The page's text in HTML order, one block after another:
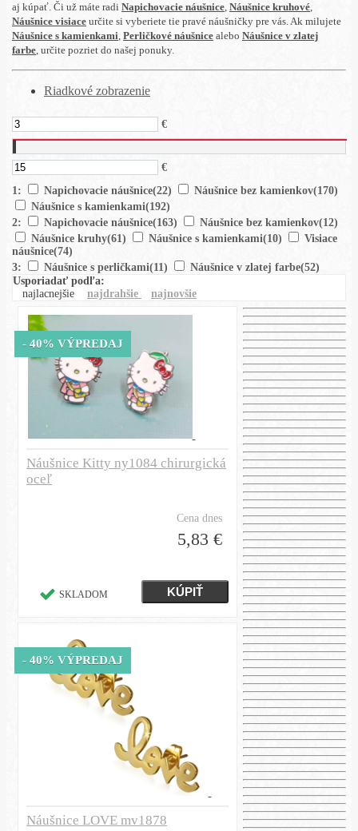
aj kúpať. Či už máte radi Napichovacie náušnice, Náušnice kruhové,
Náušnice visiace určite si vyberiete tie pravé náušničky pre vás. Ak milujete
Náušnice s kamienkami, Perličkové náušnice alebo Náušnice v zlatej
farbe, určite pozriet do našej ponuky.
Riadkové zobrazenie
€
€
1:
Napichovacie náušnice(22) Náušnice bez kamienkov(170)
Náušnice s kamienkami(192)
2:
Napichovacie náušnice(163) Náušnice bez kamienkov(12)
Náušnice kruhy(61) Náušnice s kamienkami(10)
Visiace
náušnice(74)
3:
Náušnice s perličkami(11) Náušnice v zlatej farbe(52)
Usporiadať podľa:
najlacnejšie
najdrahšie najnovšie
Náušnice Kitty ny1084 chirurgická
oceľ
Cena dnes
5,83 €
SKLADOM
- 40% VÝPREDAJ
Náušnice LOVE mv1878
- 40% VÝPREDAJ